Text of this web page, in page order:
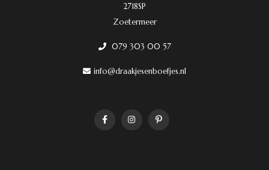
2718SP
Zoetermeer
079 303 00 57
info@draakjesenboefjes.nl